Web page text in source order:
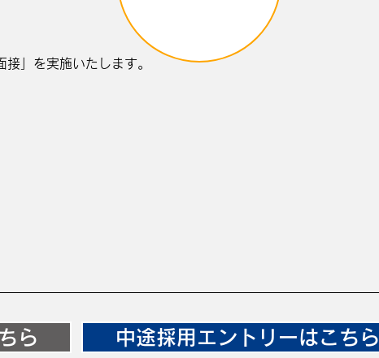
接」を実施いたします。
ら 中途採用エントリーはこちら